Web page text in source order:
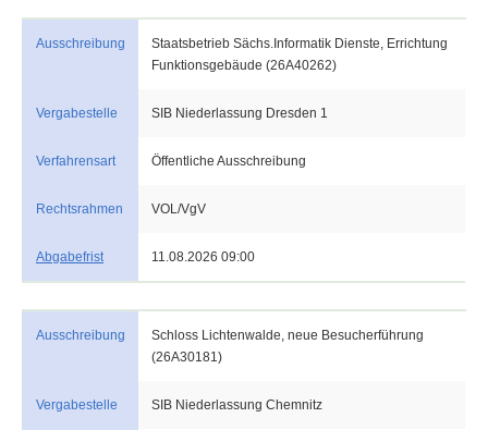
Ausschreibung
Staatsbetrieb Sächs.Informatik Dienste, Errichtung
Funktionsgebäude (26A40262)
Vergabestelle SIB Niederlassung Dresden 1
Verfahrensart Öffentliche Ausschreibung
Rechtsrahmen VOL/VgV
Abgabefrist 11.08.2026 09:00
Ausschreibung
Schloss Lichtenwalde, neue Besucherführung
(26A30181)
Vergabestelle SIB Niederlassung Chemnitz